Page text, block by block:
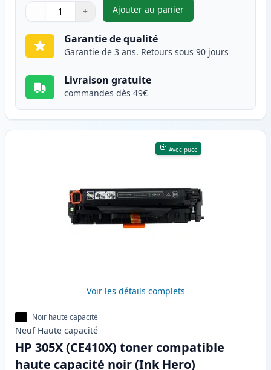
Quantité
Utilisez les boutons pour ajuster
− +
Quantité
Ajouter au panier
,HP 305A (CE412A) toner
Garantie de qualité
Garantie de 3 ans. Retours sous 90 jours
Livraison gratuite
commandes dès 49€
Avec puce
Voir les détails complets
Noir haute capacité
Neuf Haute capacité
HP 305X (CE410X) toner compatible
haute capacité noir (Ink Hero)